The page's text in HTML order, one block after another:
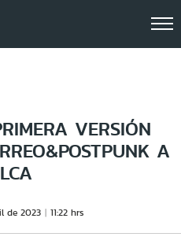
VERSIÓN
A
de 2023 11:22 hrs